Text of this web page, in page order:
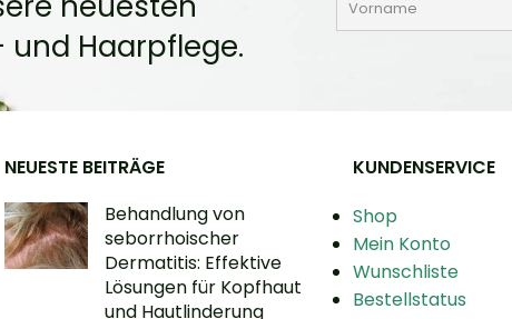
Haarpflege.
NEUESTE BEITRÄGE
Behandlung von
seborrhoischer
Dermatitis: Effektive
Lösungen für Kopfhaut
und Hautlinderung
KUNDENSERVICE
Shop
Mein Konto
Wunschliste
Bestellstatus